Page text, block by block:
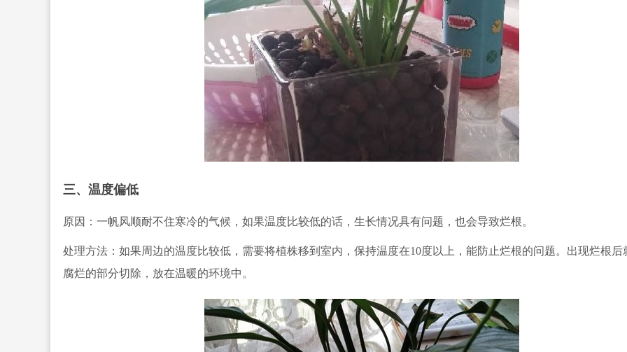
三、温度偏低
原因：一帆风顺耐不住寒冷的气候，如果温度比较低的话，生长情况具有问题，也会导致烂根。
处理方法：如果周边的温度比较低，需要将植株移到室内，保持温度在10度以上，能防止烂根的问题。出现烂根后
腐烂的部分切除，放在温暖的环境中。